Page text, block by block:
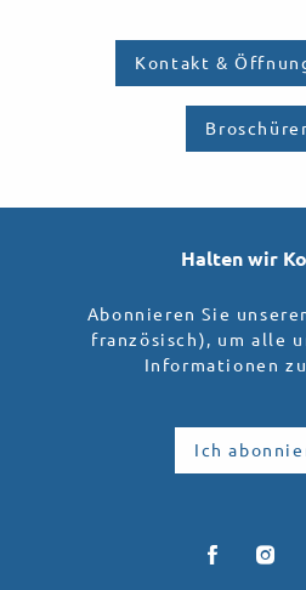
Kontakt &
Halten wir
Abonnieren Sie
französisch), um alle
Informationen
Ich